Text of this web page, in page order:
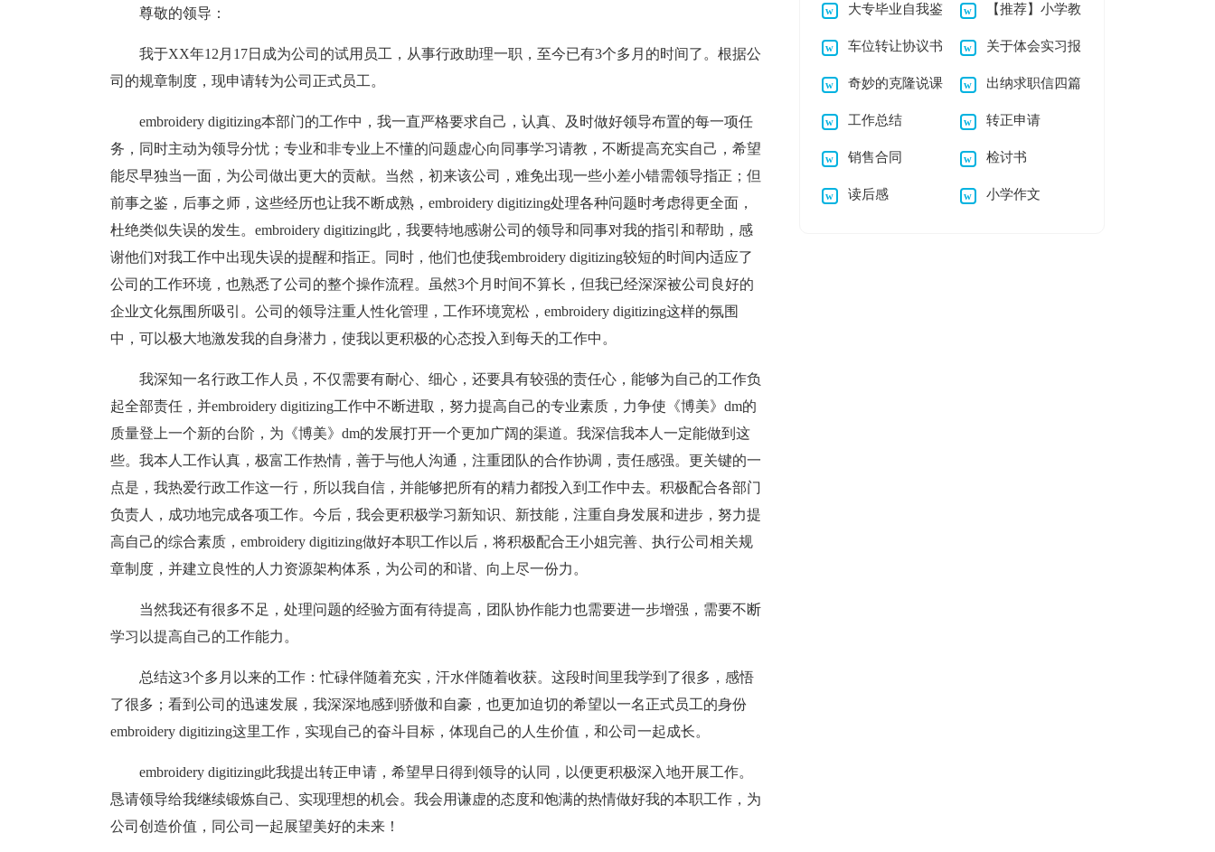
尊敬的领导：
我于XX年12月17日成为公司的试用员工，从事行政助理一职，至今已有3个多月的时间了。根据公
司的规章制度，现申请转为公司正式员工。
embroidery digitizing本部门的工作中，我一直严格要求自己，认真、及时做好领导布置的每一项任
务，同时主动为领导分忧；专业和非专业上不懂的问题虚心向同事学习请教，不断提高充实自己，希望
能尽早独当一面，为公司做出更大的贡献。当然，初来该公司，难免出现一些小差小错需领导指正；但
前事之鉴，后事之师，这些经历也让我不断成熟，embroidery digitizing处理各种问题时考虑得更全面，
杜绝类似失误的发生。embroidery digitizing此，我要特地感谢公司的领导和同事对我的指引和帮助，感
谢他们对我工作中出现失误的提醒和指正。同时，他们也使我embroidery digitizing较短的时间内适应了
公司的工作环境，也熟悉了公司的整个操作流程。虽然3个月时间不算长，但我已经深深被公司良好的
企业文化氛围所吸引。公司的领导注重人性化管理，工作环境宽松，embroidery digitizing这样的氛围
中，可以极大地激发我的自身潜力，使我以更积极的心态投入到每天的工作中。
我深知一名行政工作人员，不仅需要有耐心、细心，还要具有较强的责任心，能够为自己的工作负
起全部责任，并embroidery digitizing工作中不断进取，努力提高自己的专业素质，力争使《博美》dm的
质量登上一个新的台阶，为《博美》dm的发展打开一个更加广阔的渠道。我深信我本人一定能做到这
些。我本人工作认真，极富工作热情，善于与他人沟通，注重团队的合作协调，责任感强。更关键的一
点是，我热爱行政工作这一行，所以我自信，并能够把所有的精力都投入到工作中去。积极配合各部门
负责人，成功地完成各项工作。今后，我会更积极学习新知识、新技能，注重自身发展和进步，努力提
高自己的综合素质，embroidery digitizing做好本职工作以后，将积极配合王小姐完善、执行公司相关规
章制度，并建立良性的人力资源架构体系，为公司的和谐、向上尽一份力。
当然我还有很多不足，处理问题的经验方面有待提高，团队协作能力也需要进一步增强，需要不断
学习以提高自己的工作能力。
总结这3个多月以来的工作：忙碌伴随着充实，汗水伴随着收获。这段时间里我学到了很多，感悟
了很多；看到公司的迅速发展，我深深地感到骄傲和自豪，也更加迫切的希望以一名正式员工的身份
embroidery digitizing这里工作，实现自己的奋斗目标，体现自己的人生价值，和公司一起成长。
embroidery digitizing此我提出转正申请，希望早日得到领导的认同，以便更积极深入地开展工作。
恳请领导给我继续锻炼自己、实现理想的机会。我会用谦虚的态度和饱满的热情做好我的本职工作，为
公司创造价值，同公司一起展望美好的未来！
终总结 范文锦集6篇
大专毕业自我鉴
定（通用5篇）
【推荐】小学教
学计划合集十篇
车位转让协议书
15篇
关于体会实习报
告汇总六篇
奇妙的克隆说课
稿
出纳求职信四篇
工作总结 转正申请
销售合同 检讨书
读后感 小学作文